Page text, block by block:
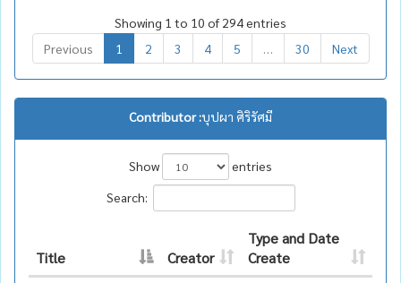
Showing 1 to 10 of 294 entries
Previous
1 2 3 4 5 30 Next
Contributor :บุปผา ศิริรัศมี
Show
entries
Search:
Title Creator
Type and Date
Create